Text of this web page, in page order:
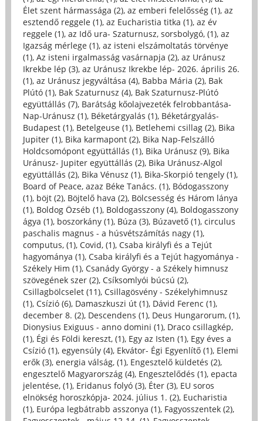
Élet szent hármassága (2), az emberi felelősség (1), az
esztendő reggele (1), az Eucharistia titka (1), az év
reggele (1), az Idő ura- Szaturnusz, sorsbolygó, (1), az
Igazság mérlege (1), az isteni elszámoltatás törvénye
(1), Az isteni irgalmasság vasárnapja (2), az Uránusz
Ikrekbe lép (3), az Uránusz Ikrekbe lép- 2026. április 26.
(1), az Uránusz jegyváltása (4), Babba Mária (2), Bak
Plútó (1), Bak Szaturnusz (4), Bak Szaturnusz-Plútó
együttállás (7), Barátság kőolajvezeték felrobbantása-
Nap-Uránusz (1), Béketárgyalás (1), Béketárgyalás-
Budapest (1), Betelgeuse (1), Betlehemi csillag (2), Bika
Jupiter (1), Bika karmapont (2), Bika Nap-Felszálló
Holdcsomópont együttállás (1), Bika Uránusz (9), Bika
Uránusz- Jupiter együttállás (2), Bika Uránusz-Algol
együttállás (2), Bika Vénusz (1), Bika-Skorpió tengely (1),
Board of Peace, azaz Béke Tanács. (1), Bódogasszony
(1), böjt (2), Böjtelő hava (2), Bölcsesség és Három lánya
(1), Boldog Özséb (1), Boldogasszony (4), Boldogasszony
ágya (1), boszorkány (1), Búza (3), Búzavető (1), circulus
paschalis magnus - a húsvétszámítás nagy (1),
computus, (1), Covid, (1), Csaba királyfi és a Tejút
hagyománya (1), Csaba királyfi és a Tejút hagyománya -
Székely Him (1), Csanády György - a Székely himnusz
szövegének szer (2), Csíksomlyói búcsú (2),
Csillagbölcselet (11), Csillagösvény - Székelyhimnusz
(1), Csízió (6), Damaszkuszi út (1), Dávid Ferenc (1),
december 8. (2), Descendens (1), Deus Hungarorum, (1),
Dionysius Exiguus - anno domini (1), Draco csillagkép,
(1), Égi és Földi kereszt, (1), Egy az Isten (1), Egy éves a
Csízió (1), egyensúly (4), Ekvátor- Égi Egyenlítő (1), Elemi
erők (3), energia válság, (1), Engesztelő küldetés (2),
engesztelő Magyarország (4), Engesztelődés (1), epacta
jelentése, (1), Eridanus folyó (3), Éter (3), EU soros
elnökség horoszkópja- 2024. július 1. (2), Eucharistia
(1), Európa legbátrabb asszonya (1), Fagyosszentek (2),